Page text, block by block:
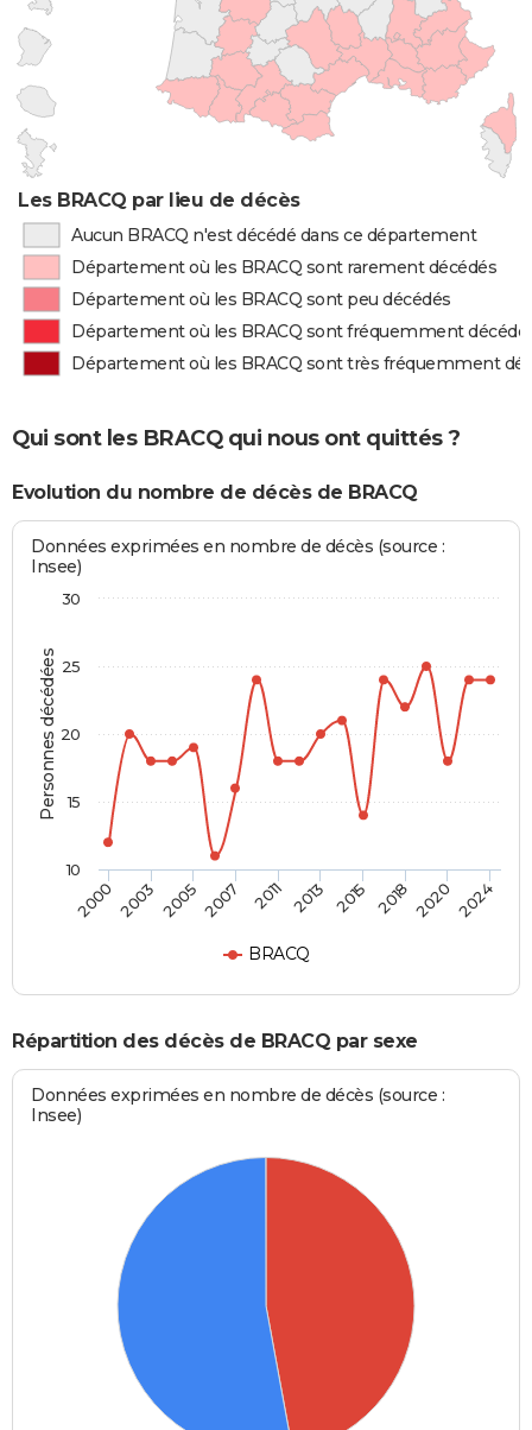
Les BRACQ par lieu de décès
Aucun BRACQ n'est décédé dans ce département
Département où les BRACQ sont rarement décédés
Département où les BRACQ sont peu décédés
Département où les BRACQ sont fréquemment
Département où les BRACQ sont très fréquemment
Qui sont les BRACQ qui nous ont quittés ?
Evolution du nombre de décès de BRACQ
Personnes décédées
Données exprimées en nombre de décès (source :
Insee)
BRACQ
2000 2003 20052007 2011 2013 2015 2018 2020 2024
10
15
20
25
30
Répartition des décès de BRACQ par sexe
Données exprimées en nombre de décès (source :
Insee)